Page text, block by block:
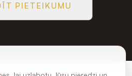
PIETEIKUMU